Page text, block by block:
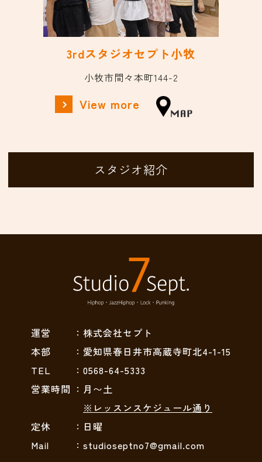
3rdスタジオセプト小牧
小牧市間々本町144-2
View more
スタジオ紹介
運営
：株式会社セプト
本部
：愛知県春日井市高蔵寺町北4-1-15
TEL
：0568-64-5333
営業時間 ：月〜土
※レッスンスケジュール通り
定休
：日曜
Mail
：studioseptno7@gmail.com